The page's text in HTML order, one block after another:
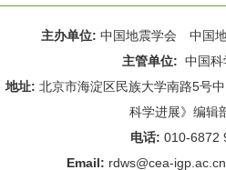
主办单位: 中国地震学会 中国
主管单位: 中国科
地址: 北京市海淀区民族大学南路5号
科学进展》编辑
电话: 010-
Email: rdws@cea-igp.ac.cn